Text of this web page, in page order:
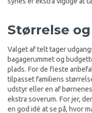
Størrelse
Valget af telt tager
bagagerummet og
plads. For de fleste
tilpasset familiens
udstyr eller en af
ekstra soverum. For jer,
en god idé at se på, hvor